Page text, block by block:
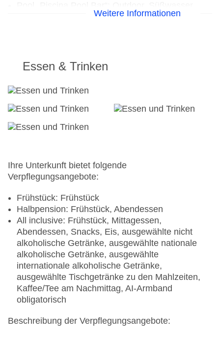
Liegestühle, Sonnenschirme: ohne Gebühr
Wäscheservice: gegen Gebühr
Zahlungsarten: TUI Card / VISA, MasterCard,
American Express, EC Karte/Maestro
Haustiere nicht erlaubt
Parkmöglichkeiten: Parkplatz (nach
Garage: ca. 8.50 EUR, Stellplätze, nicht
klimatisierte Tagungsräume, Tageslicht,
Tagungsequipment: gegen Gebühr, Coffee
Gebäudeanzahl: 1, Etagen: 6, Zimmer: 220
Landeskategorie: 5 Sterne
Weitere Informationen
Essen & Trinken
Ihre Unterkunft bietet folgende
Verpflegungsangebote:
Frühstück: Frühstück
Halbpension: Frühstück, Abendessen
All inclusive: Frühstück, Mittagessen,
Abendessen, Snacks, Eis, ausgewählte nicht
alkoholische Getränke, ausgewählte nationale
alkoholische Getränke, ausgewählte
internationale alkoholische Getränke,
ausgewählte Tischgetränke zu den Mahlzeiten,
Kaffee/Tee am Nachmittag, AI-Armband
obligatorisch
Beschreibung der Verpflegungsangebote: